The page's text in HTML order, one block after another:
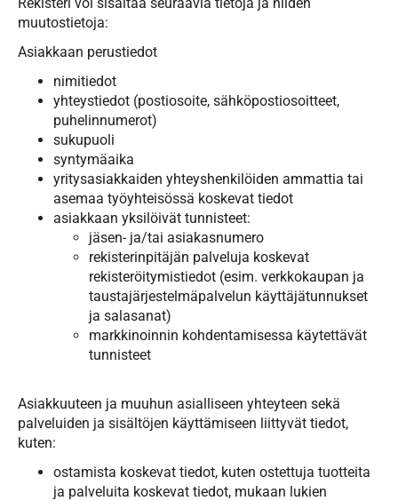
muutostietoja:
Asiakkaan perustiedot
nimitiedot
yhteystiedot (postiosoite, sähköpostiosoitteet,
puhelinnumerot)
sukupuoli
syntymäaika
yritysasiakkaiden yhteyshenkilöiden ammattia tai
asemaa työyhteisössä koskevat tiedot
asiakkaan yksilöivät tunnisteet:
jäsen- ja/tai asiakasnumero
rekisterinpitäjän palveluja koskevat
rekisteröitymistiedot (esim. verkkokaupan ja
taustajärjestelmäpalvelun käyttäjätunnukset
ja salasanat)
markkinoinnin kohdentamisessa käytettävät
tunnisteet
Asiakkuuteen ja muuhun asialliseen yhteyteen sekä
palveluiden ja sisältöjen käyttämiseen liittyvät tiedot,
kuten:
ostamista koskevat tiedot, kuten ostettuja tuotteita
ja palveluita koskevat tiedot, mukaan lukien